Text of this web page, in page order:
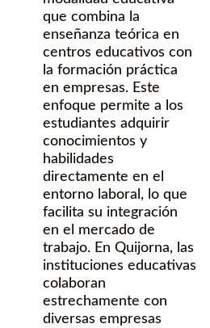
que combina la
enseñanza teórica en
centros educativos con
la formación práctica
en empresas. Este
enfoque permite a los
estudiantes adquirir
conocimientos y
habilidades
directamente en el
entorno laboral, lo que
facilita su integración
en el mercado de
trabajo. En Quijorna, las
instituciones educativas
colaboran
estrechamente con
diversas empresas